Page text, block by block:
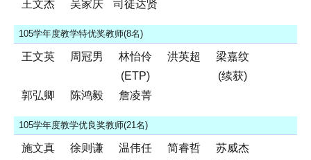
王文杰 吴家庆 司徒达贤
105学年度教学特优奖教师(8名)
王文英 周冠男
林怡伶
(ETP)
洪英超
梁嘉纹
(续获)
郭弘卿
陈鸿毅 詹凌菁
105学年度教学优良奖教师(21名)
施文真 徐则谦 温伟任 简睿哲
苏威杰